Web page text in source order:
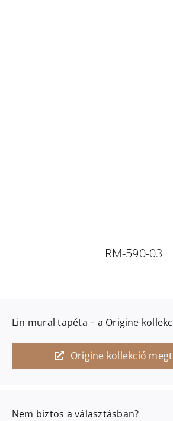
RM-590-03
Lin mural tapéta – a Origine
Origine kollekció
Nem biztos a választásban?